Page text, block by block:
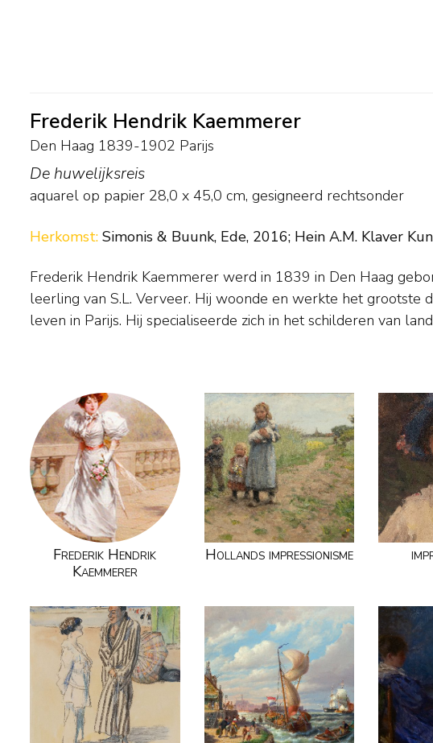
Frederik Hendrik Kaemmerer
Den Haag 1839-1902 Parijs
De huwelijksreis
aquarel op papier 28,0 x 45,0 cm, gesigneerd rechtsonder
Herkomst: Simonis & Buunk, Ede, 2016; Hein A.M. Klaver
Frederik Hendrik Kaemmerer werd in 1839 in Den Haag
leerling van S.L. Verveer. Hij woonde en werkte het grootste
leven in Parijs. Hij specialiseerde zich in het schilderen van
later van genrestukken in een Franse, 18e-eeuwse ‘setting'.
elegante dames hadden veel succes. Tijdgenoten
Frederik Hendrik
Kaemmerer
Hollands impressionisme